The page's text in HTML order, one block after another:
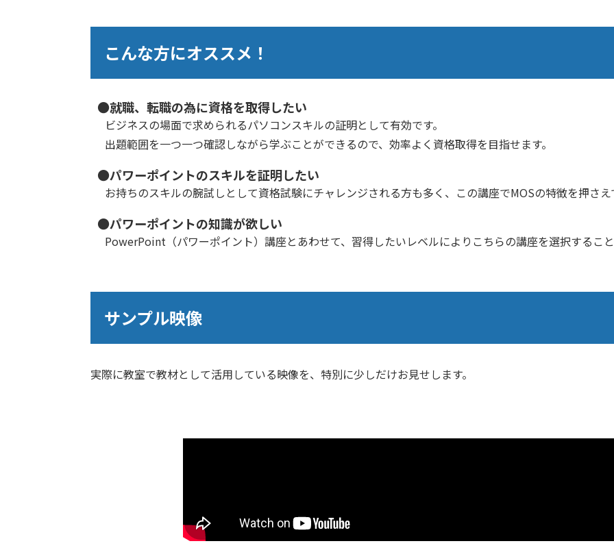
こんな方にオススメ！
●就職、転職の為に資格を取得したい
ビジネスの場面で求められるパソコンスキルの証明として有効です。
出題範囲を一つ一つ確認しながら学ぶことができるので、効率よく資格取得を目指せます。
●パワーポイントのスキルを証明したい
お持ちのスキルの腕試しとして資格試験にチャレンジされる方も多く、この講座でMOSの特徴を押さえ
●パワーポイントの知識が欲しい
PowerPoint（パワーポイント）講座とあわせて、習得したいレベルによりこちらの講座を選択すること
サンプル映像
実際に教室で教材として活用している映像を、特別に少しだけお見せします。